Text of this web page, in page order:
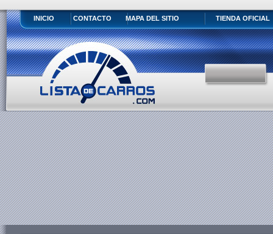
INICIO CONTACTO MAPA DEL SITIO TIENDA OFICIAL